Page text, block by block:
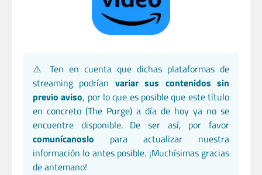
⚠️ Ten en cuenta que dichas plataformas de
streaming podrían variar sus contenidos sin
previo aviso, por lo que es posible que este título
en concreto (The Purge) a día de hoy ya no se
encuentre disponible. De ser así, por favor
comunícanoslo para actualizar nuestra
información lo antes posible. ¡Muchísimas gracias
de antemano!